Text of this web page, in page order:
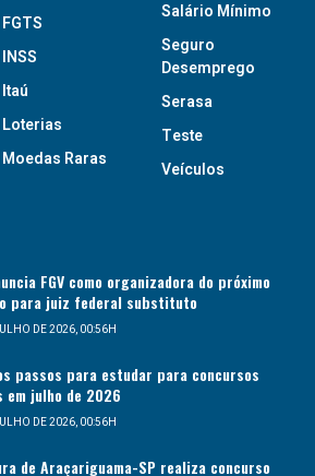
FGTS
INSS
Itaú
Loterias
Moedas Raras
Salário Mínimo
Seguro
Desemprego
Serasa
Teste
Veículos
FGV como organizadora do próximo
para juiz federal substituto
DE 2026, 00:56H
passos para estudar para concursos
em julho de 2026
DE 2026, 00:56H
de Araçariguama-SP realiza concurso